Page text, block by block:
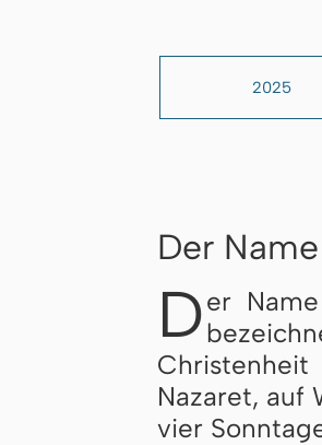
2025
Der
Der
Nazaret, auf
vier